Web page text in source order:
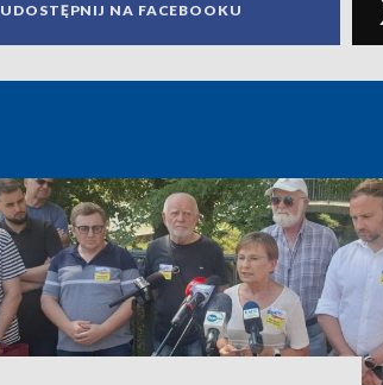
UDOSTĘPNIJ NA FACEBOOKU